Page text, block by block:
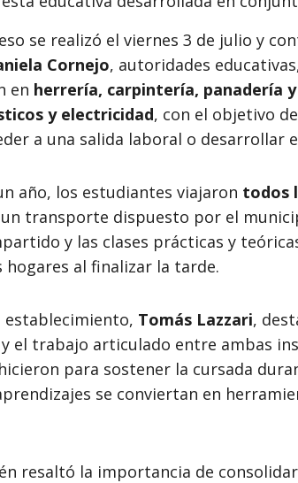
se realizó el viernes 3 de julio y
Cornejo, autoridades
en herrería, carpintería, panadería
y electricidad, con el objetivo
a una salida laboral o desarrollar
año, los estudiantes viajaron todos
transporte dispuesto por el
y las clases prácticas y
hogares al finalizar la tarde.
establecimiento, Tomás Lazzari,
el trabajo articulado entre ambas
para sostener la cursada
se conviertan en
resaltó la importancia de